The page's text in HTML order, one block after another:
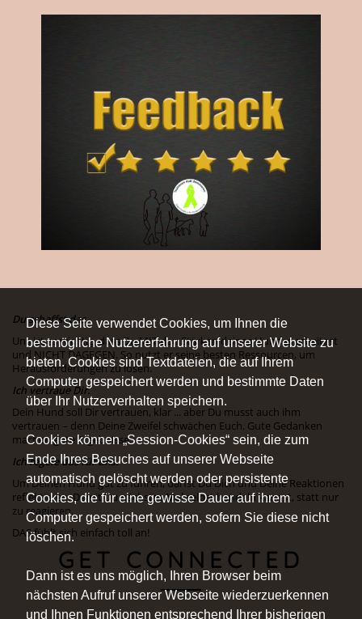
Diese Seite verwendet Cookies, um Ihnen die
bestmögliche Nutzererfahrung auf unserer Website zu
bieten. Cookies sind Textdateien, die auf Ihrem
Computer gespeichert werden und bestimmte Daten
über Ihr Nutzerverhalten speichern.
Cookies können „Session-Cookies“ sein, die zum
Ende Ihres Besuches auf unserer Webseite
automatisch gelöscht werden oder persistente
Cookies, die für eine gewisse Dauer auf ihrem
Computer gespeichert werden, sofern Sie diese nicht
löschen.
Dann ist es uns möglich, Ihren Browser beim
nächsten Aufruf unserer Webseite wiederzuerkennen
und Ihnen Funktionen entsprechend Ihrer bisherigen
Du schaffst das.
Uns ist es wichtig, dass Du MIT den Stärken deines Hundes arbeitest
und NICHT DAGEGEN. So nutzt er seine besten Ressourcen, um
Herausforderungen zu lösen.
Ich vertraue Dir.
Dein Hund soll Dir vertrauen, klar ... aber Du musst auch ihm
vertrauen – denn Deine Zweifel schwächen Euch. Gute Gedanken
machen gute Ergebnisse.
Ich regele das für uns.
Um Deinen Hund gut zu führen, darfst Du Dich und Deine Reaktionen
reflektieren. Damit Du nächstes Mal selbst handeln kannst, statt nur
zu reagieren.
DAS fühlt sich einfach toll an!
GET CONNECTED